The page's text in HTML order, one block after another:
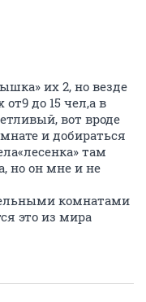
их 2, но везде
до 15 чел,а в
вот вроде
и добираться
там
но он мне и не
комнатами
это из мира